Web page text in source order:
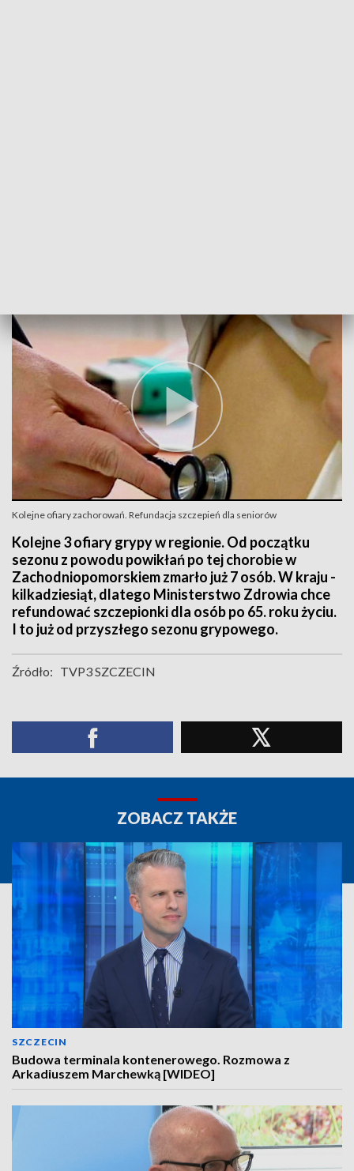
Kolejne ofiary zachorowań. Refundacja szczepień dla seniorów
Kolejne 3 ofiary grypy w regionie. Od początku
sezonu z powodu powikłań po tej chorobie w
Zachodniopomorskiem zmarło już 7 osób. W kraju -
kilkadziesiąt, dlatego Ministerstwo Zdrowia chce
refundować szczepionki dla osób po 65. roku życiu.
I to już od przyszłego sezonu grypowego.
Źródło: TVP3 SZCZECIN
ZOBACZ TAKŻE
SZCZECIN
Budowa terminala kontenerowego. Rozmowa z
Arkadiuszem Marchewką [WIDEO]